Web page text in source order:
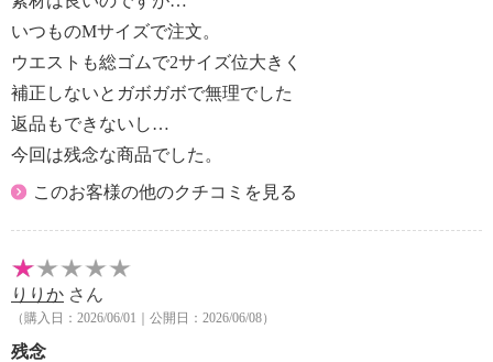
いつものMサイズで注文。
ウエストも総ゴムで2サイズ位大きく
補正しないとガボガボで無理でした
返品もできないし…
今回は残念な商品でした。
このお客様の他のクチコミを見る
りりか さん
（購入日：2026/06/01｜公開日：2026/06/08）
残念